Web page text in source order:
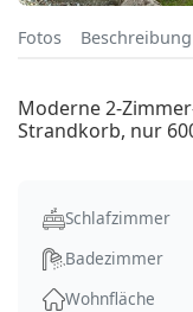
Fotos Beschreibung
Moderne 2-
Strandkorb, nur
Schlafzimmer
Badezimmer
Wohnfläche